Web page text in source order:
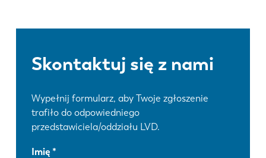
Skontaktuj się z nami
Wypełnij formularz, aby Twoje zgłoszenie
trafiło do odpowiedniego
przedstawiciela/oddziału LVD.
Imię